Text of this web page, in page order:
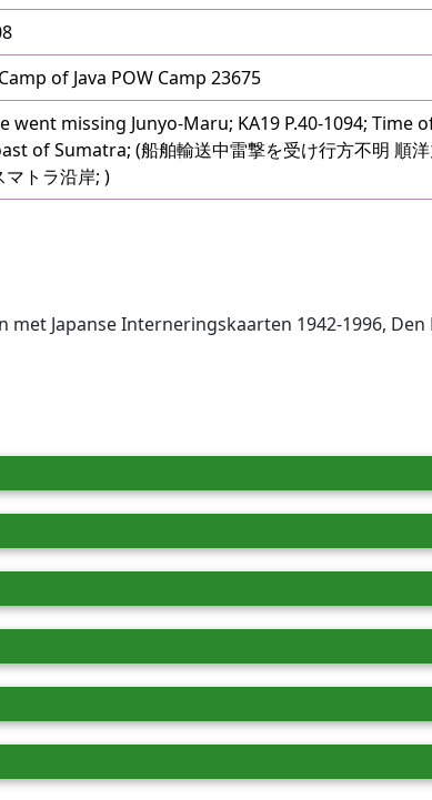
of Java POW Camp 23675
missing Junyo-Maru; KA19 P.40-1094; Time
of Sumatra; (船舶輸送中雷撃を受け行方不明 順
マトラ沿岸; )
Japanse Interneringskaarten 1942-1996, Den